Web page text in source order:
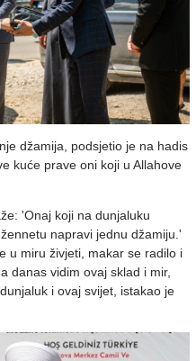
džamija, podsjetio je na hadis
kuće prave oni koji u Allahove
'Onaj koji na dunjaluku
napravi jednu džamiju.'
u miru živjeti, makar se radilo i
danas vidim ovaj sklad i mir,
i ovaj svijet, istakao je